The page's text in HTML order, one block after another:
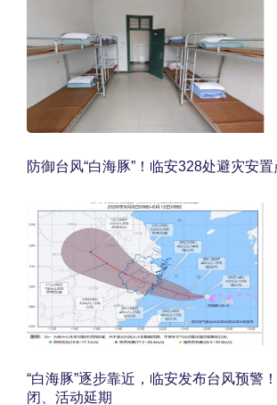
防御台风“白海豚”！临安328处避灾安
“白海豚”逐步靠近，临安发布台风预警
闭、活动延期